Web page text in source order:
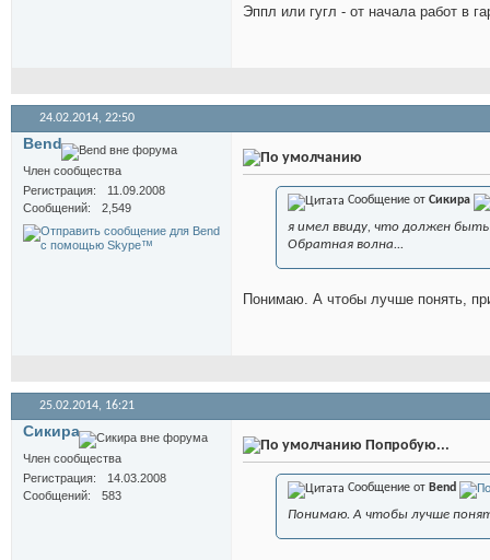
Эппл или гугл - от начала работ в
24.02.2014, 22:50
Bend
Член сообщества
Регистрация
11.09.2008
Сообщений
2,549
Сообщение от Сикира
я имел ввиду, что должен
Обратная волна...
Понимаю. А чтобы лучше понять,
25.02.2014, 16:21
Сикира
Член сообщества
Регистрация
14.03.2008
Сообщений
583
Попробую...
Сообщение от Bend
Понимаю. А чтобы лучше